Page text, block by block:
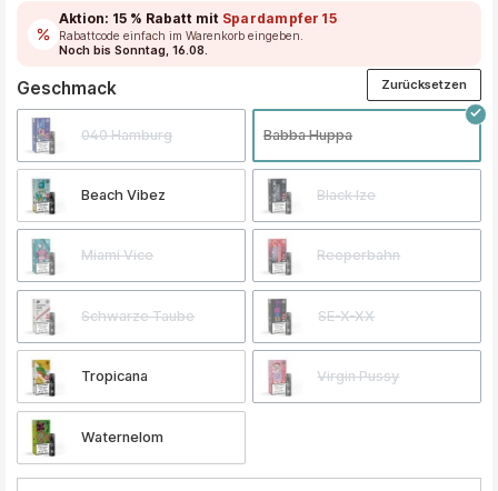
Aktion: 15 % Rabatt mit Spardampfer15
Rabattcode einfach im Warenkorb eingeben.
Noch bis Sonntag, 16.08.
Geschmackauswählen
040 Hamburg Babba Huppa
Beach Vibez Black Ize
Miami Vice Reeperbahn
Schwarze Taube SE-X-XX
Tropicana Virgin Pussy
Waternelom
Zurücksetzen